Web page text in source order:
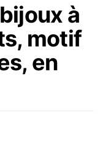
à
motif
en